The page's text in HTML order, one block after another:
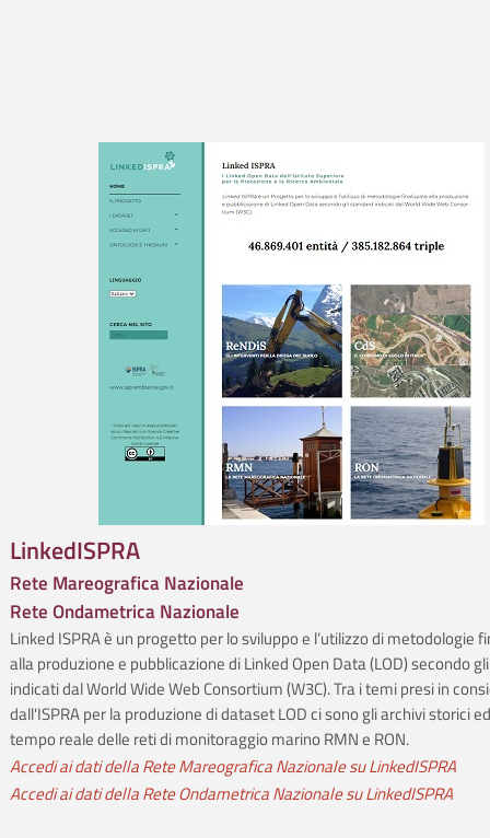
LinkedISPRA
Rete Mareografica Nazionale
Rete Ondametrica Nazionale
Linked ISPRA è un progetto per lo sviluppo e l’utilizzo di metodologie
alla produzione e pubblicazione di Linked Open Data (LOD) secondo
indicati dal World Wide Web Consortium (W3C). Tra i temi presi in
dall'ISPRA per la produzione di dataset LOD ci sono gli archivi storici
tempo reale delle reti di monitoraggio marino RMN e RON.
Accedi ai dati della Rete Mareografica Nazionale su LinkedISPRA
Accedi ai dati della Rete Ondametrica Nazionale su LinkedISPRA